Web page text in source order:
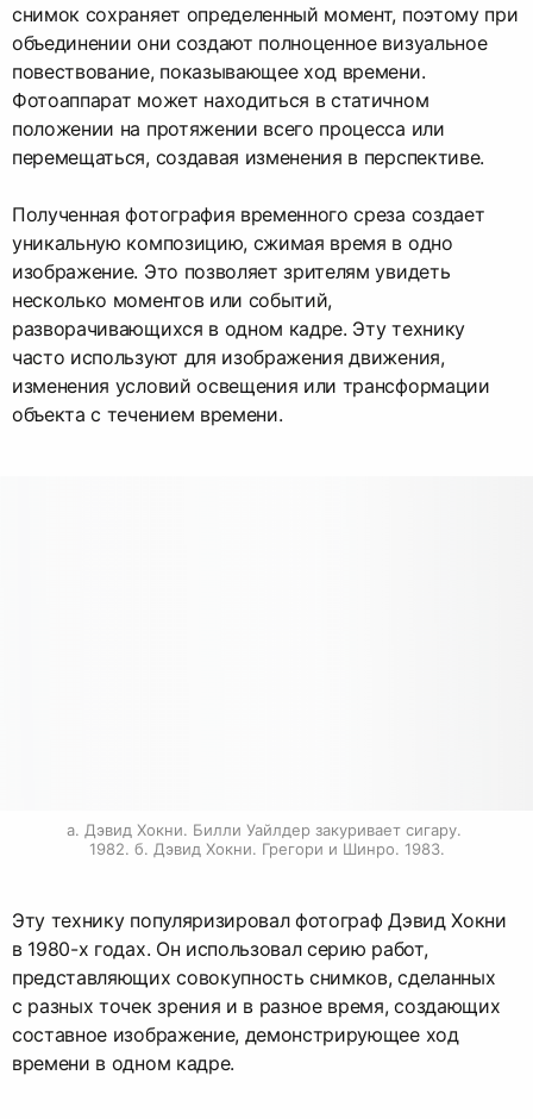
снимок сохраняет определенный момент, поэтому при
объединении они создают полноценное визуальное
повествование, показывающее ход времени.
Фотоаппарат может находиться в статичном
положении на протяжении всего процесса или
перемещаться, создавая изменения в перспективе.
Полученная фотография временного среза создает
уникальную композицию, сжимая время в одно
изображение. Это позволяет зрителям увидеть
несколько моментов или событий,
разворачивающихся в одном кадре. Эту технику
часто используют для изображения движения,
изменения условий освещения или трансформации
объекта с течением времени.
а. Дэвид Хокни. Билли Уайлдер закуривает сигару.
1982. б. Дэвид Хокни. Грегори и Шинро. 1983.
Эту технику популяризировал фотограф Дэвид Хокни
в 1980-х годах. Он использовал серию работ,
представляющих совокупность снимков, сделанных
с разных точек зрения и в разное время, создающих
составное изображение, демонстрирующее ход
времени в одном кадре.